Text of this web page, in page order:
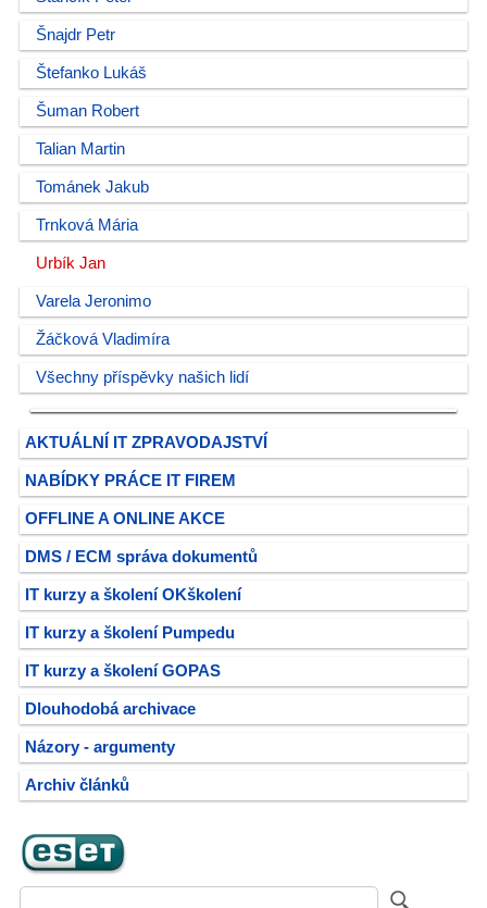
Šnajdr Petr
Štefanko Lukáš
Šuman Robert
Talian Martin
Tománek Jakub
Trnková Mária
Urbík Jan
Varela Jeronimo
Žáčková Vladimíra
Všechny příspěvky našich lidí
AKTUÁLNÍ IT ZPRAVODAJSTVÍ
NABÍDKY PRÁCE IT FIREM
OFFLINE A ONLINE AKCE
DMS / ECM správa dokumentů
IT kurzy a školení OKškolení
IT kurzy a školení Pumpedu
IT kurzy a školení GOPAS
Dlouhodobá archivace
Názory - argumenty
Archiv článků